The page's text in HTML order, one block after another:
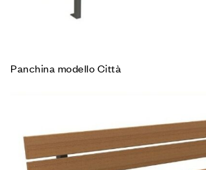
Panchina modello Città